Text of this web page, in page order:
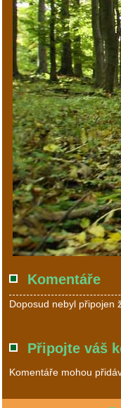
Komentáře
Doposud nebyl připojen
Připojte váš
Komentáře mohou